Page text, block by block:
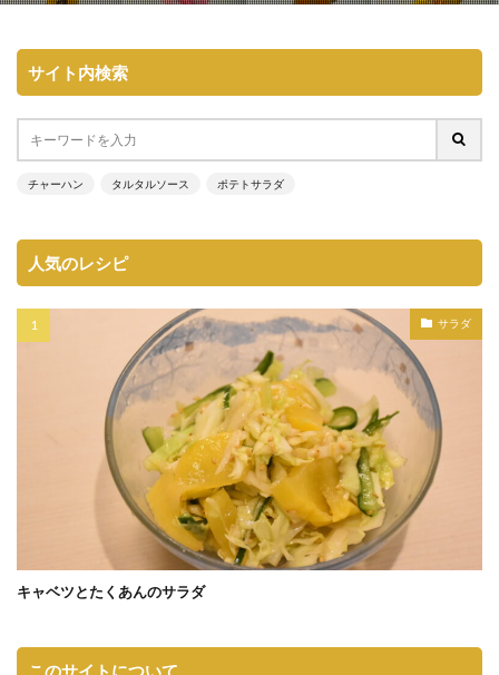
サイト内検索
チャーハン タルタルソース ポテトサラダ
人気のレシピ
サラダ
キャベツとたくあんのサラダ
このサイトについて